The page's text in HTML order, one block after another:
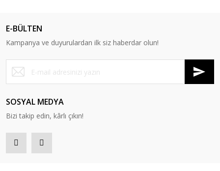
E-BÜLTEN
Kampanya ve duyurulardan ilk siz haberdar olun!
SOSYAL MEDYA
Bizi takip edin, kârlı çıkın!